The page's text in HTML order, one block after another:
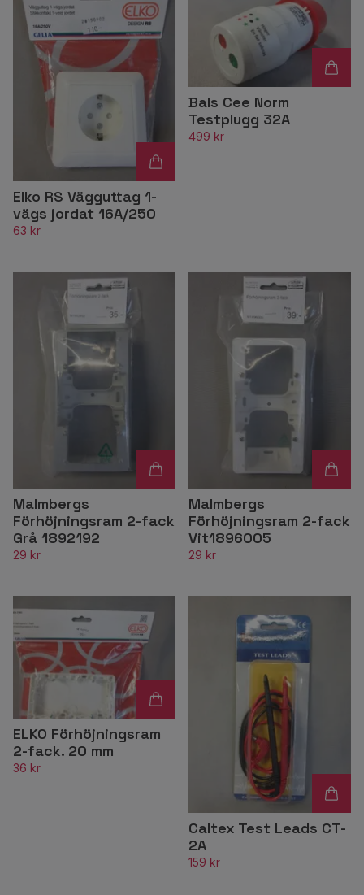
Elko RS Vägguttag 1-
vägs jordat 16A/250
63 kr
Bals Cee Norm
Testplugg 32A
499 kr
Malmbergs
Förhöjningsram 2-fack
Grå 1892192
29 kr
Malmbergs
Förhöjningsram 2-fack
Vit1896005
29 kr
ELKO Förhöjningsram
2-fack. 20 mm
36 kr
Caltex Test Leads CT-
2A
159 kr